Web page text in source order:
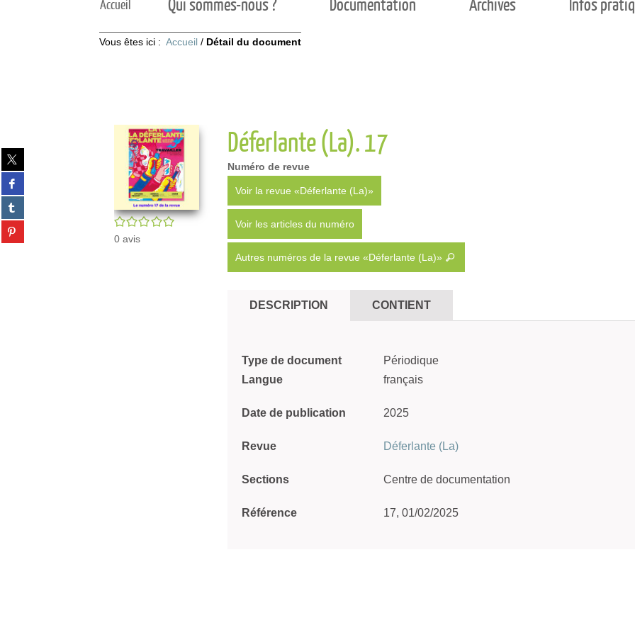
Vous êtes ici : Accueil / Détail du document
Accueil
Partager
sur
twitter
(Nouvelle
fenêtre)
Partager
sur
facebook
(Nouvelle
fenêtre)
Partager
sur
tumblr
(Nouvelle
Partager
sur
/5
0 avis
Déferlante (La). 17
Numéro de revue
Voir la revue «Déferlante (La)»
Voir les articles du numéro
Autres numéros de la revue «Déferlante (La)»
DESCRIPTION CONTIENT
Type de document
Périodique
Langue
français
Date de publication 2025
Revue Déferlante (La)
Sections Centre de documentation
Référence 17, 01/02/2025